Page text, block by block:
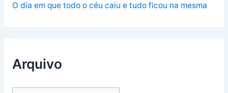
O dia em que todo o céu caiu e tudo ficou na mesma
Arquivo